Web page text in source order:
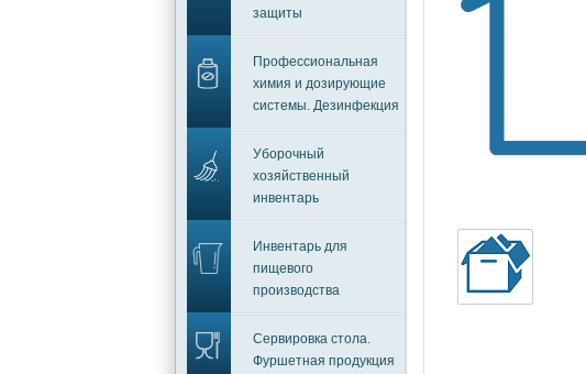
защиты
Профессиональная
химия и дозирующие
системы. Дезинфекция
Уборочный
хозяйственный
инвентарь
Инвентарь для
пищевого
производства
Сервировка стола.
Фуршетная продукция